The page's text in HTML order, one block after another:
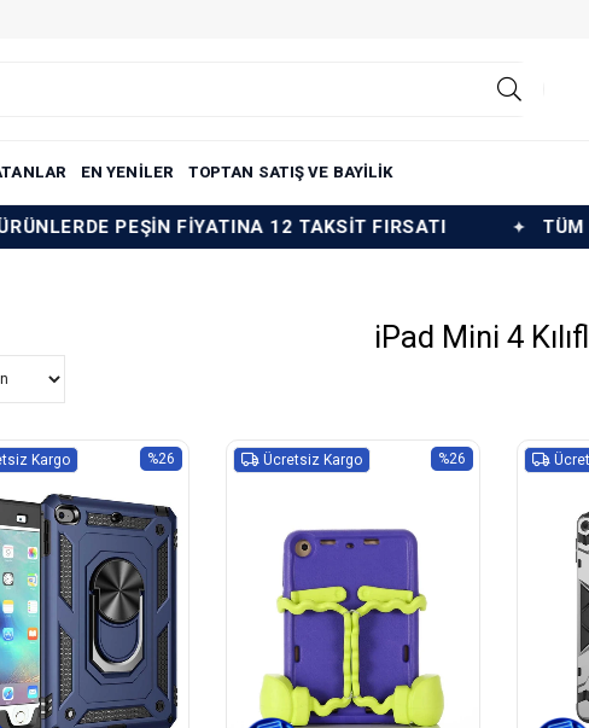
EN YENİLER TOPTAN SATIŞ VE BAYİLİK
FİYATINA 12 TAKSİT FIRSATI TÜM ÜRÜNLERDE
iPad Mini 4
%26
Kargo %26
Ücretsiz Kargo